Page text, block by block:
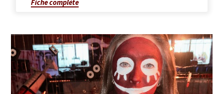
Fiche complète
Afficher
la
fiche
complète
de